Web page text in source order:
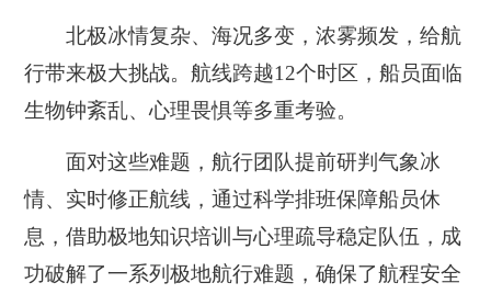
北极冰情复杂、海况多变，浓雾频发，给航
行带来极大挑战。航线跨越12个时区，船员面临
生物钟紊乱、心理畏惧等多重考验。
面对这些难题，航行团队提前研判气象冰
情、实时修正航线，通过科学排班保障船员休
息，借助极地知识培训与心理疏导稳定队伍，成
功破解了一系列极地航行难题，确保了航程安全